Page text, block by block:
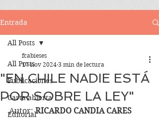
Entrada
All Posts
Publicaciones
Carta abierta
Editorial
All Posts
"EN CHILE NADIE ESTÁ
POR SOBRE LA LEY"
fcabieses
17 nov 2024 3 min de lectura
Autor: RICARDO CANDIA CARES